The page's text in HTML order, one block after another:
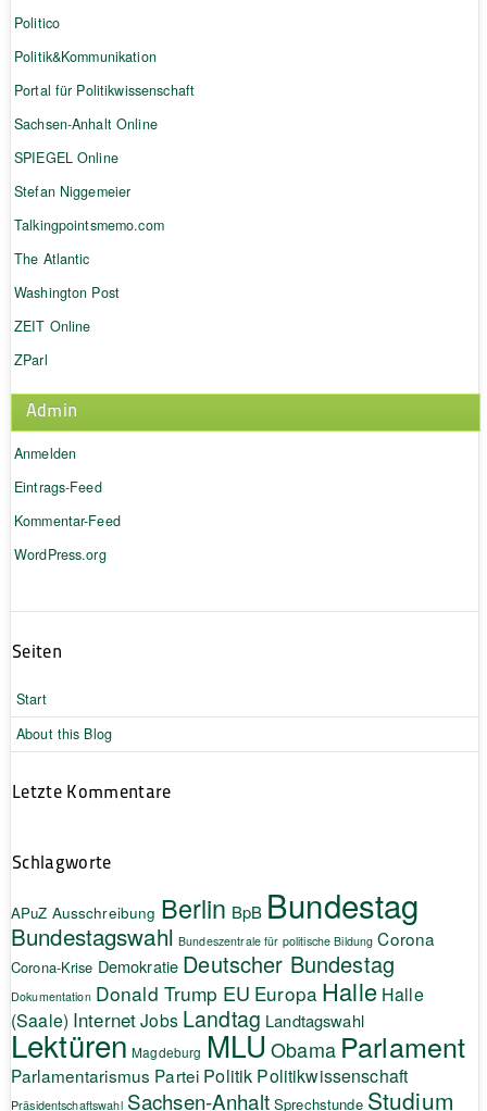
Politico
Politik&Kommunikation
Portal für Politikwissenschaft
Sachsen-Anhalt Online
SPIEGEL Online
Stefan Niggemeier
Talkingpointsmemo.com
The Atlantic
Washington Post
ZEIT Online
ZParl
Admin
Anmelden
Eintrags-Feed
Kommentar-Feed
WordPress.org
Seiten
Start
About this Blog
Letzte Kommentare
Schlagworte
APuZ Ausschreibung Berlin BpB Bundestag
Bundestagswahl Bundeszentrale für politische Bildung Corona
Corona-Krise Demokratie Deutscher Bundestag
Dokumentation Donald Trump EU Europa Halle Halle
(Saale) InternetJobs Landtag Landtagswahl
Lektüren Magdeburg MLU Obama Parlament
Parlamentarismus Partei Politik Politikwissenschaft
Präsidentschaftswahl Sachsen-Anhalt Sprechstunde Studium